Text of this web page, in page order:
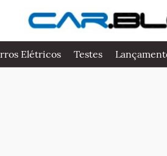
Elétricos Testes